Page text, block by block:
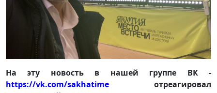
На эту новость в нашей группе ВК -
https://vk.com/sakhatime отреагировал